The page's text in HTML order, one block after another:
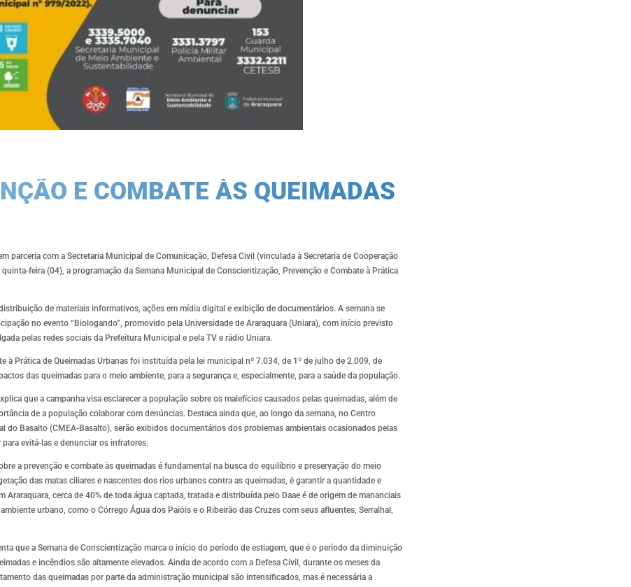
E COMBATE ÀS QUEIMADAS
parceria com a Secretaria Municipal de Comunicação, Defesa Civil (vinculada à Secretaria de Cooperação
feira (04), a programação da Semana Municipal de Conscientização, Prevenção e Combate à Prática
de materiais informativos, ações em mídia digital e exibição de documentários. A semana se
no evento “Biologando”, promovido pela Universidade de Araraquara (Uniara), com início previsto
pelas redes sociais da Prefeitura Municipal e pela TV e rádio Uniara.
à Prática de Queimadas Urbanas foi instituída pela lei municipal nº 7.034, de 1º de julho de 2.009, de
das queimadas para o meio ambiente, para a segurança e, especialmente, para a saúde da população.
que a campanha visa esclarecer a população sobre os malefícios causados pelas queimadas, além de
de a população colaborar com denúncias. Destaca ainda que, ao longo da semana, no Centro
Basalto (CMEA-Basalto), serão exibidos documentários dos problemas ambientais ocasionados pelas
evitá-las e denunciar os infratores.
a prevenção e combate às queimadas é fundamental na busca do equilíbrio e preservação do meio
das matas ciliares e nascentes dos rios urbanos contra as queimadas, é garantir a quantidade e
cerca de 40% de toda água captada, tratada e distribuída pelo Daae é de origem de mananciais
urbano, como o Córrego Água dos Paióis e o Ribeirão das Cruzes com seus afluentes, Serralhal,
que a Semana de Conscientização marca o início do período de estiagem, que é o período da diminuição
e incêndios são altamente elevados. Ainda de acordo com a Defesa Civil, durante os meses da
das queimadas por parte da administração municipal são intensificados, mas é necessária a